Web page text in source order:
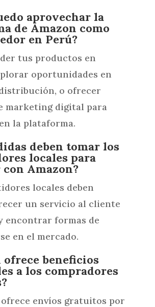
aprovechar la
de Amazon como
en Perú?
tus productos en
oportunidades en
o ofrecer
marketing digital para
la plataforma.
deben tomar los
locales para
Amazon?
locales deben
un servicio al cliente
encontrar formas de
en el mercado.
ofrece beneficios
a los compradores
ofrece envíos gratuitos por